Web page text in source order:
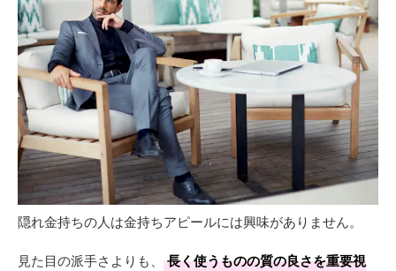
隠れ金持ちの人は金持ちアピールには興味がありません。
見た目の派手さよりも、
長く使うものの質の良さを重要視